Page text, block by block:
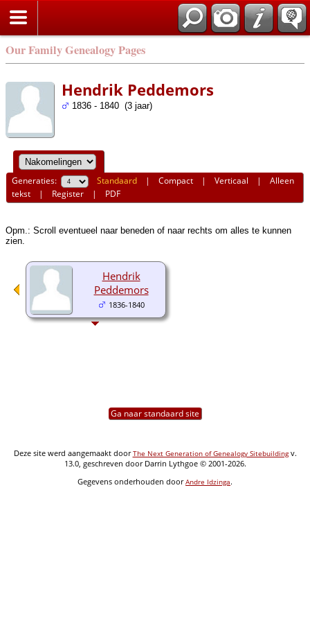
Our Family Genealogy Pages
Hendrik Peddemors
1836 - 1840 (3 jaar)
Generaties: Standaard |Compact |Verticaal |Alleen
tekst | Register | PDF
Opm.: Scroll eventueel naar beneden of naar rechts om alles te kunnen
zien.
Hendrik
Peddemors
1836-1840
Ga naar standaard site
Deze site werd aangemaakt doorThe Next Generation of Genealogy Sitebuildingv.
13.0, geschreven door Darrin Lythgoe © 2001-2026.
Gegevens onderhouden doorAndre Idzinga.